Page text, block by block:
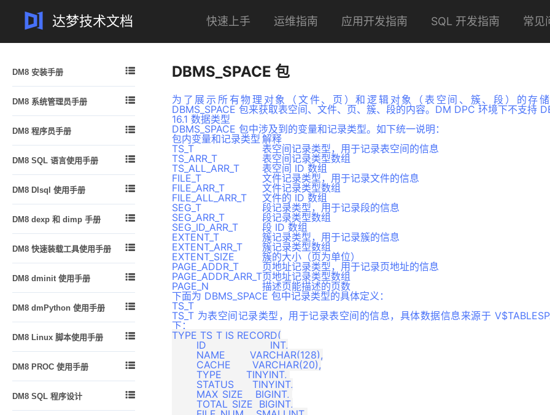
达梦技术文档 快速上手 运维指南 应用开发指南 SQL 开发指南 常见
案例 问答 一体机
DM8 安装手册 
安装及卸载
许可证 (License) 的安装
数据库配置工具使用说明
注意事项
DM8 系统管理员手册 
DM 物理存储结构
DM 内存结构
管理 DM 线程
DM 系统管理员
启动和关闭数据库
管理模式对象的空间
管理表
管理索引
管理视图、序列和同义词
模式对象的常规管理
数据库布局和存储管理
管理分区表和分区索引
DM8 程序员手册 
DPI 编程指南
DM ODBC 编程指南
DM JDBC 编程指南
.NET Data Provider 编程指南
DM FLDR 编程指南
DM DEXP/DIMP JNI编程指南
Logmnr 接口使用说明
DM Node.js 编程指南
DM R2DBC编程指南
附录
DM8 SQL 语言使用手册 
手册中的示例说明
数据定义语句
数据查询语句
数据的插入、删除和修改
函数
一致性和并发性
外部函数
自定义类型
触发器
DM8 DIsql 使用手册 
DIsql 入门
DIsql 环境变量设置
DIsql 常用命令
如何在 DIsql 中使用脚本
DM8 dexp 和 dimp 手册 
dexp 逻辑导出
dimp 逻辑导入
dexp 和 dimp 应用实例
升级和降级
DM8 快速装载工具使用手册 
dmfldr 入门
dmfldr 实战
dmldrp和dmldrc入门
dmldrp和dmldrc实战
DM8 dminit 使用手册 
使用 dminit
查看 dminit 参数
dminit 参数详解
dminit 高级主题
DM8 dmPython 使用手册 
dmPython 安装
dmPython 接口详解
dmDjango 驱动
dmSQLAlchemy 方言包
DM8 Linux 脚本使用手册 
DM8 PROC 使用手册

预编译概念
DM8 SQL 程序设计 
DBMS_SPACE 包
为了展示所有物理对象（文件、页）和逻辑对象（表空间、簇、段）的存
DBMS_SPACE 包来获取表空间、文件、页、簇、段的内容。DM DPC 环境下不支持
16.1 数据类型
DBMS_SPACE 包中涉及到的变量和记录类型。如下统一说明：
包内变量和记录类型 解释
TS_T
表空间记录类型，用于记录表空间的信息
TS_ARR_T
表空间记录类型数组
TS_ALL_ARR_T
表空间 ID 数组
FILE_T
文件记录类型，用于记录文件的信息
FILE_ARR_T
文件记录类型数组
FILE_ALL_ARR_T
文件的 ID 数组
SEG_T
段记录类型，用于记录段的信息
SEG_ARR_T
段记录类型数组
SEG_ID_ARR_T
段 ID 数组
EXTENT_T
簇记录类型，用于记录簇的信息
EXTENT_ARR_T
簇记录类型数组
EXTENT_SIZE
簇的大小（页为单位）
PAGE_ADDR_T
页地址记录类型，用于记录页地址的信息
PAGE_ADDR_ARR_T页地址记录类型数组
PAGE_N
描述页能描述的页数
下面为 DBMS_SPACE 包中记录类型的具体定义：
TS_T
TS_T 为表空间记录类型，用于记录表空间的信息，具体数据信息来源于
下：
TYPE TS_T IS RECORD(